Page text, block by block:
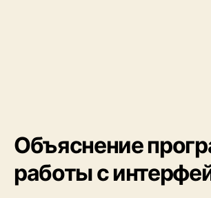
Объяснение
работы с